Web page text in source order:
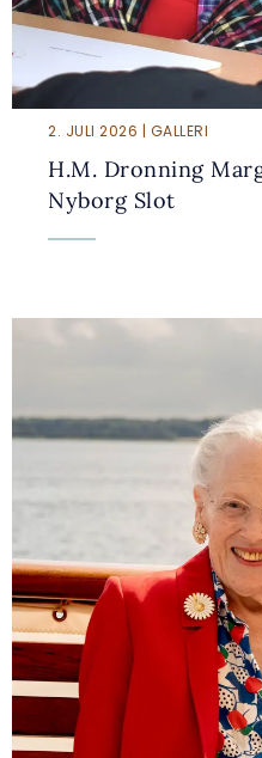
2. JULI 2026 | GALLERI
H.M. Dronning
Nyborg Slot